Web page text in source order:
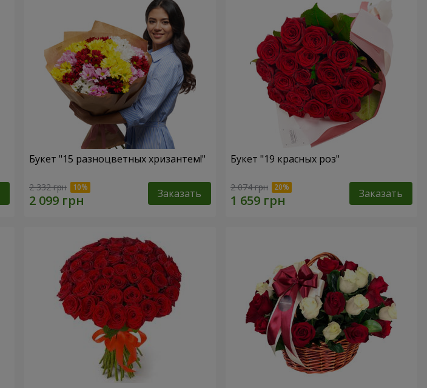
Букет "15 разноцветных хризантем!"
2 332 грн Заказать
Букет "19 красных роз"
2 074 грн Заказать